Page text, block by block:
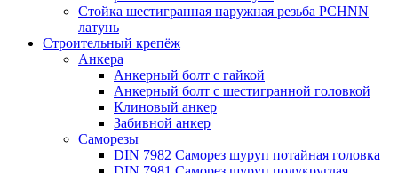
Стойка шестигранная наружная резьба PCHNN
латунь
Строительный крепёж
Анкера
Анкерный болт с гайкой
Анкерный болт с шестигранной головкой
Клиновый анкер
Забивной анкер
Саморезы
DIN 7982 Саморез шуруп потайная головка